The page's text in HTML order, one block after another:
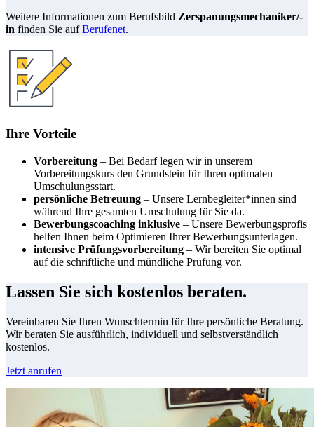
Weitere Informationen zum Berufsbild Zerspanungsmechaniker/-
in finden Sie aufBerufenet.
Ihre Vorteile
Vorbereitung – Bei Bedarf legen wir in unserem
Vorbereitungskurs den Grundstein für Ihren optimalen
Umschulungsstart.
persönliche Betreuung – Unsere Lernbegleiter*innen sind
während Ihre gesamten Umschulung für Sie da.
Bewerbungscoaching inklusive – Unsere Bewerbungsprofis
helfen Ihnen beim Optimieren Ihrer Bewerbungsunterlagen.
intensive Prüfungsvorbereitung – Wir bereiten Sie optimal
auf die schriftliche und mündliche Prüfung vor.
Lassen Sie sich kostenlos beraten.
Vereinbaren Sie Ihren Wunschtermin für Ihre persönliche Beratung.
Wir beraten Sie ausführlich, individuell und selbstverständlich
kostenlos.
Jetzt anrufen